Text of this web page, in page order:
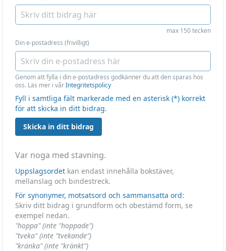
max 150 tecken
Din e-postadress (frivilligt)
Genom att fylla i din e-postadress godkänner du att den sparas hos
oss. Läs mer i vårIntegritetspolicy
Fyll i samtliga fält markerade med en asterisk (*) korrekt
för att skicka in ditt bidrag.
Skicka in ditt bidrag
Var noga med stavning.
Uppslagsordet kan endast innehålla bokstäver,
mellanslag och bindestreck.
För synonymer, motsatsord och sammansatta ord:
Skriv ditt bidrag i grundform och obestämd form, se
exempel nedan.
"hoppa" (inte "hoppade")
"tveka" (inte "tvekande")
"kränka" (inte "kränkt")